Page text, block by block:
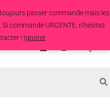
passer commande mais les
commande URGENTE, n'hésitez
! Ignorer